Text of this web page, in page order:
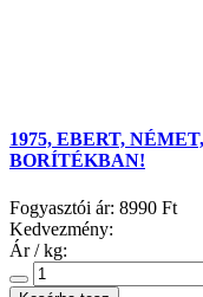
1975, EBERT,
BORÍTÉKBAN!
Fogyasztói ár: 8990 Ft
Kedvezmény:
Ár / kg: